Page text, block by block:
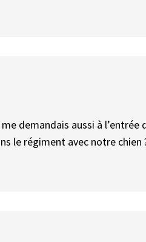
demandais aussi à
le régiment avec notre chien